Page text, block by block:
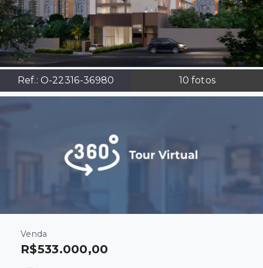
Ref.: O-22316-36980 10 fotos
Venda
R$533.000,00